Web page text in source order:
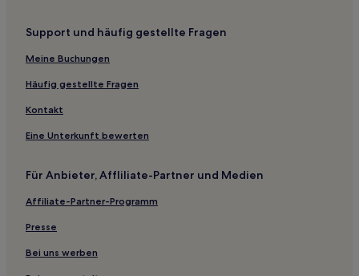
Hotels nahe Xueye-See
Yishui Hotels
Changle Hotels
Dongying Hotels
Hotels nahe Weihe Park
Hotels nahe Yangtian-Berg
Hotels nahe Tempel des Guan Yu
Shandong: Hotels
Familien in Shandong
Support und häufig gestellte Fragen
Meine Buchungen
Häufig gestellte Fragen
Kontakt
Eine Unterkunft bewerten
Für Anbieter, Affliliate-Partner und Medien
Affiliate-Partner-Programm
Presse
Bei uns werben